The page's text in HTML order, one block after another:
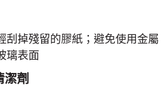
刮掉殘留的膠紙；避免使用金屬
璃表面
潔劑